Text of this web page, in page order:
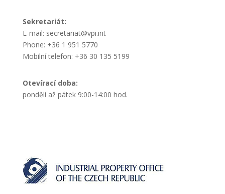
Sekretariát:
E-mail: secretariat@vpi.int
Phone: +36 1 951 5770
Mobilní telefon: +36 30 135 5199
Otevírací doba:
pondělí až pátek 9:00-14:00 hod.